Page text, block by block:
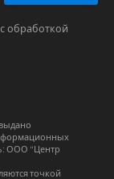
обработкой
выдано
ООО “Центр
точкой